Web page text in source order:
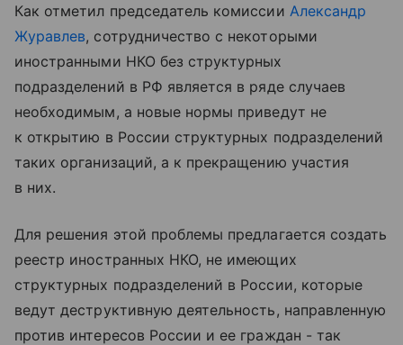
Как отметил председатель комиссии Александр
Журавлев, сотрудничество с некоторыми
иностранными НКО без структурных
подразделений в РФ является в ряде случаев
необходимым, а новые нормы приведут не
к открытию в России структурных подразделений
таких организаций, а к прекращению участия
в них.
Для решения этой проблемы предлагается создать
реестр иностранных НКО, не имеющих
структурных подразделений в России, которые
ведут деструктивную деятельность, направленную
против интересов России и ее граждан - так